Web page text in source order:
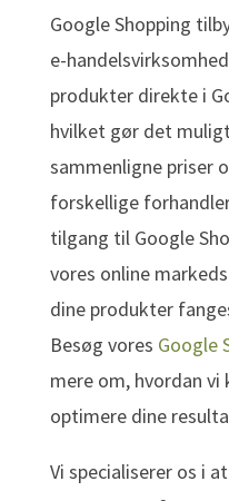
Google Shopping
e-
produkter direkte i
hvilket gør det
sammenligne priser
forskellige
tilgang til Google
vores online
dine produkter
Besøg vores Google
mere om, hvordan
optimere dine
Vi specialiserer os i at